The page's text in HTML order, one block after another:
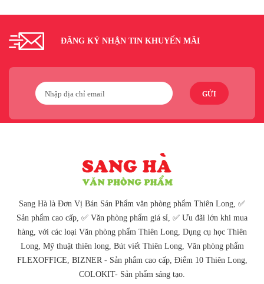
ĐĂNG KÝ NHẬN TIN KHUYẾN MÃI
GỬI
Sang Hà là Đơn Vị Bán Sản Phẩm văn phòng phẩm Thiên Long, ✅
Sản phẩm cao cấp, ✅ Văn phòng phẩm giá sỉ, ✅ Ưu đãi lớn khi mua
hàng, với các loại Văn phòng phẩm Thiên Long, Dụng cụ học Thiên
Long, Mỹ thuật thiên long, Bút viết Thiên Long, Văn phòng phẩm
FLEXOFFICE, BIZNER - Sản phẩm cao cấp, Điểm 10 Thiên Long,
COLOKIT- Sản phẩm sáng tạo.